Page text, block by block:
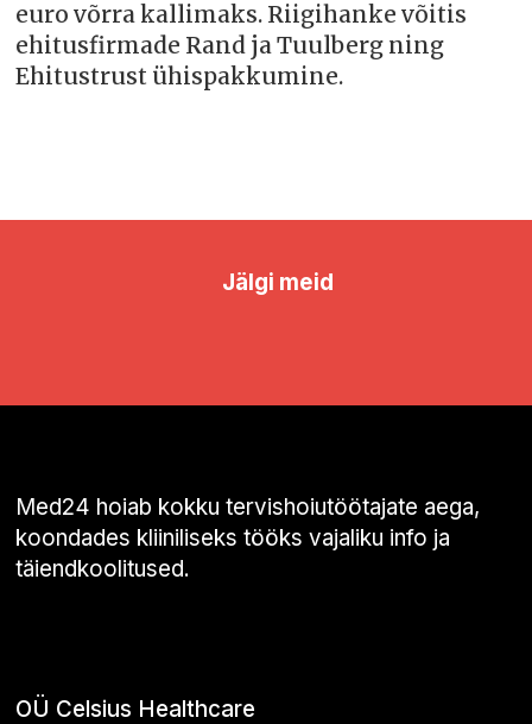
euro võrra kallimaks. Riigihanke võitis
ehitusfirmade Rand ja Tuulberg ning
Ehitustrust ühispakkumine.
Jälgi meid
Med24 hoiab kokku tervishoiutöötajate aega,
koondades kliiniliseks tööks vajaliku info ja
täiendkoolitused.
OÜ Celsius Healthcare